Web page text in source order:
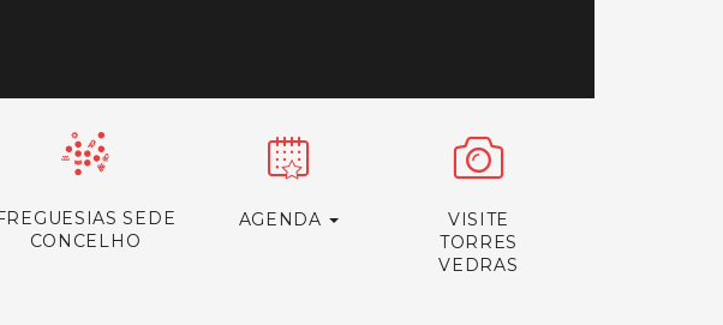
SEDE
CONCELHO
AGENDA
VISITE
TORRES
VEDRAS